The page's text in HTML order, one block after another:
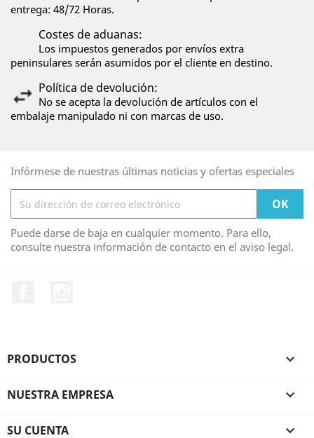
entrega: 48/72 Horas.
Costes de aduanas:
Los impuestos generados por envíos extra
peninsulares serán asumidos por el cliente en destino.
Política de devolución:
No se acepta la devolución de artículos con el
embalaje manipulado ni con marcas de uso.
Infórmese de nuestras últimas noticias y ofertas especiales
Puede darse de baja en cualquier momento. Para ello,
consulte nuestra información de contacto en el aviso legal.
PRODUCTOS 
NUESTRA EMPRESA 
SU CUENTA 